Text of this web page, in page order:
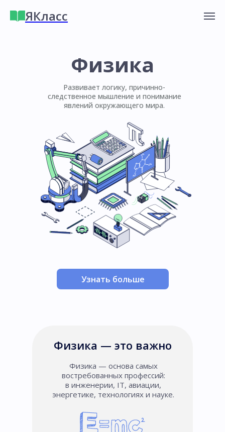
ЯКласс
Узнать больше
Физика
Развивает логику, причинно-
следственное мышление и понимание
явлений окружающего мира.
Физика — это важно
Физика — основа самых
востребованных профессий:
в инженерии, IT, авиации,
энергетике, технологиях и науке.